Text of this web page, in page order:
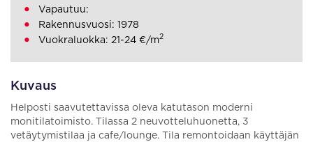
Kuvaus
Helposti saavutettavissa oleva katutason moderni
monitilatoimisto. Tilassa 2 neuvotteluhuonetta, 3
vetäytymistilaa ja cafe/lounge. Tila remontoidaan käyttäjän
Vapautuu:
Rakennusvuosi: 1978
Vuokraluokka: 21-24 €/m2